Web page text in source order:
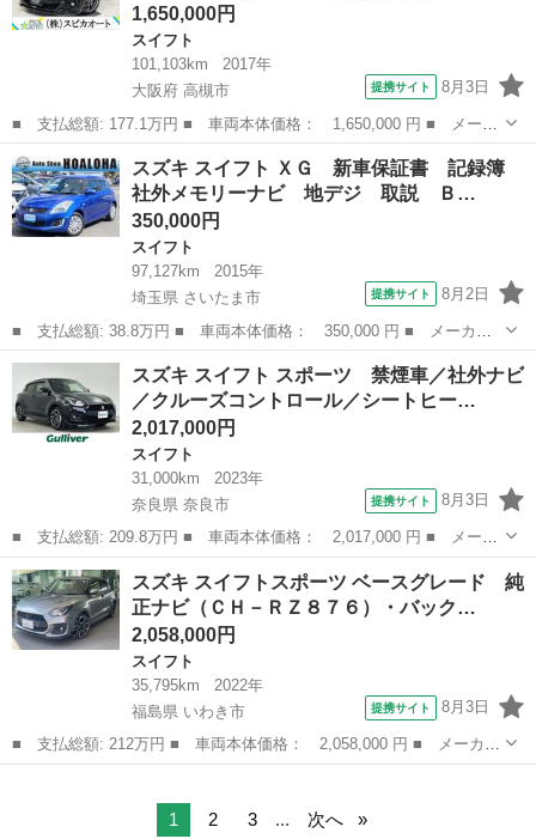
1,650,000円
スイフト
101,103km
2017年
大阪府 高槻市
提携サイト 8月3日
■ 支払総額: 177.1万円 ■ 車両本体価格： 1,650,000 円 ■ メーカ
ー名： スズキ ■ 車種名： スイフトスポーツ ■ グレード名：
ベースグレード ＢＢＳ１７ＡＷ／ＲＳＲ車高調／柿本マフラー／Ｓ
ＯＮＡＲ...
大阪 高槻市 スイフト
スズキ スイフト ＸＧ 新車保証書 記録簿
社外メモリーナビ 地デジ 取説 Ｂ…
350,000円
スイフト
97,127km
2015年
埼玉県 さいたま市
提携サイト 8月2日
■ 支払総額: 38.8万円 ■ 車両本体価格： 350,000 円 ■ メーカー
名： スズキ ■ 車種名： スイフト ■ グレード名： ＸＧ 新車
保証書 記録簿 社外メモリーナビ 地デジ 取説 Ｂｌｕｅｔｏｏ
ｔｈ ＵＳＢ...
埼玉 さいたま市 スイフト
スズキ スイフト スポーツ 禁煙車／社外ナビ
／クルーズコントロール／シートヒー…
2,017,000円
スイフト
31,000km
2023年
奈良県 奈良市
提携サイト 8月3日
■ 支払総額: 209.8万円 ■ 車両本体価格： 2,017,000 円 ■ メーカ
ー名： スズキ ■ 車種名： スイフト ■ グレード名： スポー
ツ 禁煙車／社外ナビ／クルーズコントロール／シートヒーター／Ｌ
ＥＤヘッド...
奈良 奈良市 スイフト
スズキ スイフトスポーツ ベースグレード 純
正ナビ（ＣＨ－ＲＺ８７６）・バック…
2,058,000円
スイフト
35,795km
2022年
福島県 いわき市
提携サイト 8月3日
■ 支払総額: 212万円 ■ 車両本体価格： 2,058,000 円 ■ メーカー
名： スズキ ■ 車種名： スイフトスポーツ ■ グレード名： ベ
1 2 3 ... 次へ